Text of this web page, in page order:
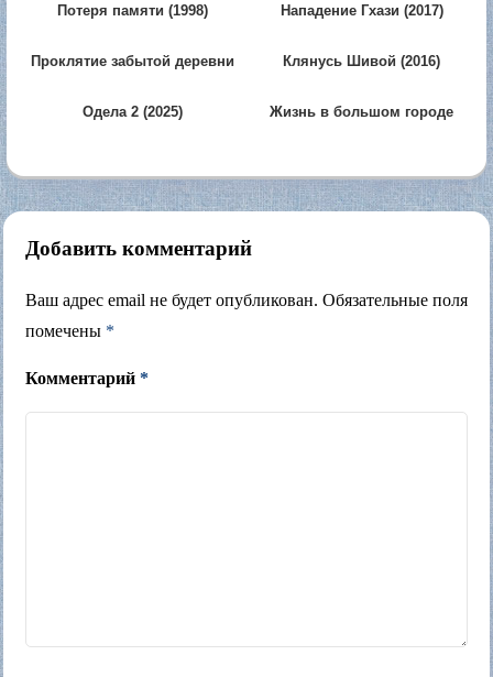
Потеря памяти (1998) Нападение Гхази (2017)
Проклятие забытой деревни
Клянусь Шивой (2016)
Одела 2 (2025)
Жизнь в большом городе
Добавить комментарий
Ваш адрес email не будет опубликован. Обязательные поля
помечены *
Комментарий *